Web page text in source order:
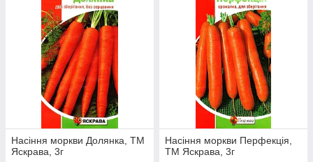
Насіння моркви Долянка, ТМ
Яскрава, 3г
Насіння моркви Перфекцiя,
ТМ Яскрава, 3г